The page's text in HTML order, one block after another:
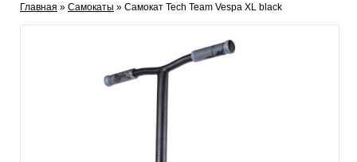
Главная » Самокаты » Самокат Tech Team Vespa XL black